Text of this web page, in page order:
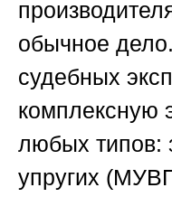
обычное дело.
судебных
комплексную
любых типов:
упругих